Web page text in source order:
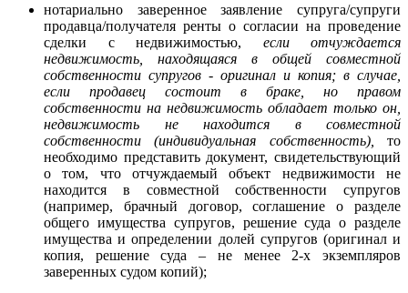
нотариально заверенное заявление супруга/супруги
продавца/получателя ренты о согласии на проведение
сделки с недвижимостью, если отчуждается
недвижимость, находящаяся в общей совместной
собственности супругов - оригинал и копия; в случае,
если продавец состоит в браке, но правом
собственности на недвижимость обладает только он,
недвижимость не находится в совместной
собственности (индивидуальная собственность),
то
необходимо представить документ, свидетельствующий
о том, что отчуждаемый объект недвижимости не
находится в совместной собственности супругов
(например, брачный договор, соглашение о разделе
общего имущества супругов, решение суда о разделе
имущества и определении долей супругов (оригинал и
копия, решение суда – не менее 2-х экземпляров
заверенных судом копий);